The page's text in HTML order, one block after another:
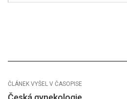
ČLÁNEK VYŠEL V ČASOPISE